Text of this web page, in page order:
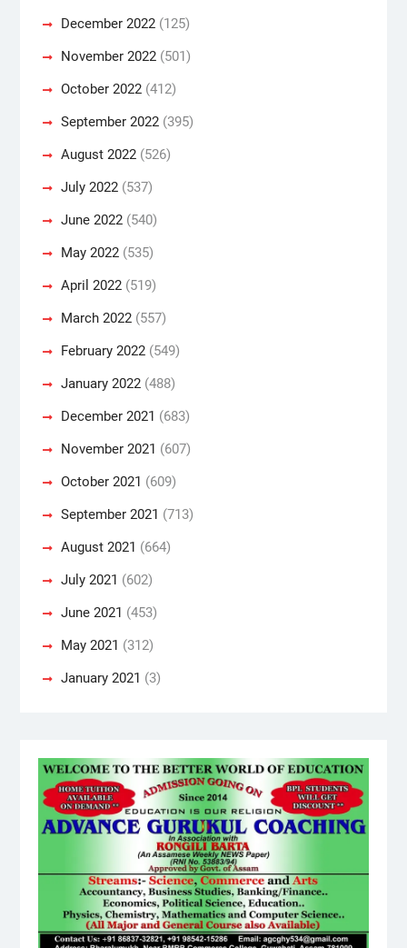
December 2022(125)
November 2022(501)
October 2022(412)
September 2022(395)
August 2022(526)
July 2022(537)
June 2022(540)
May 2022(535)
April 2022(519)
March 2022(557)
February 2022(549)
January 2022(488)
December 2021 (683)
November 2021 (607)
October 2021 (609)
September 2021 (713)
August 2021 (664)
July 2021 (602)
June 2021 (453)
May 2021 (312)
January 2021 (3)